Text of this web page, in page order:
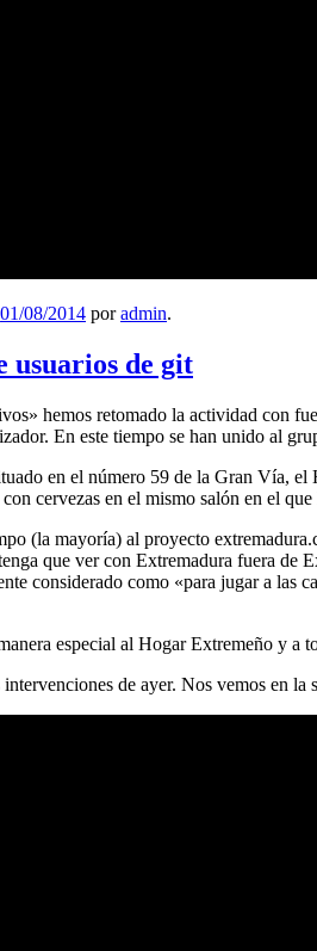
01/08/2014 poradmin.
usuarios de git
hemos retomado la actividad con
En este tiempo se han unido al
en el número 59 de la Gran Vía,
cervezas en el mismo salón en el que
(la mayoría) al proyecto
que ver con Extremadura fuera de
considerado como «para jugar a
especial al Hogar Extremeño y
de ayer. Nos vemos en la